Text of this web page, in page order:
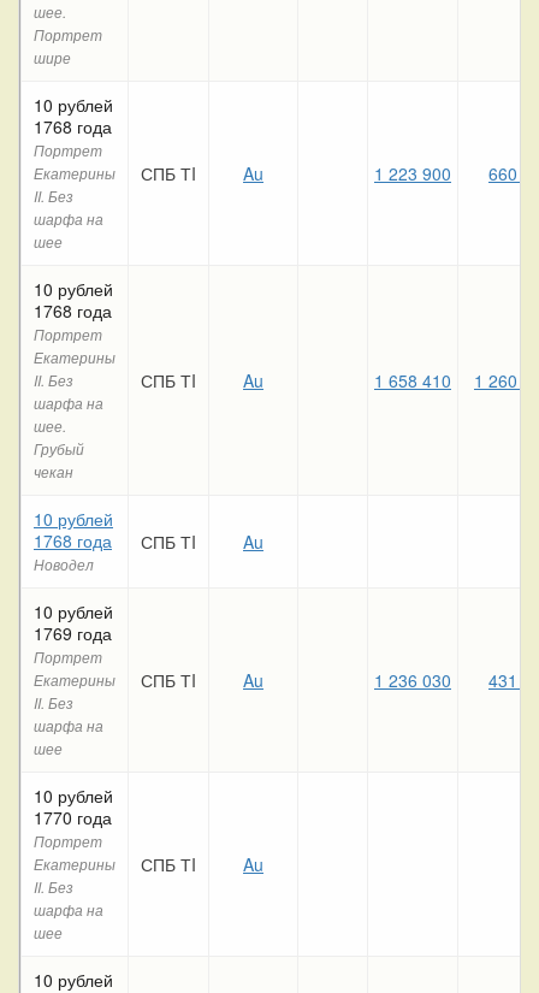
шее.
Портрет
шире
10 рублей
1768 года
Портрет
Екатерины
II. Без
шарфа на
шее
СПБ ТI Au 1 223 900 660
10 рублей
1768 года
Портрет
Екатерины
II. Без
шарфа на
шее.
Грубый
чекан
СПБ ТI Au 1 658 410 1 260
10 рублей
1768 года
Новодел
СПБ ТI Au
10 рублей
1769 года
Портрет
Екатерины
II. Без
шарфа на
шее
СПБ ТI Au 1 236 030 431
10 рублей
1770 года
Портрет
Екатерины
II. Без
шарфа на
шее
СПБ ТI Au
10 рублей